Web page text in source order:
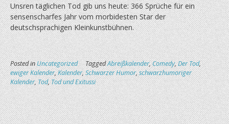
Unsren täglichen Tod gib uns heute: 366 Sprüche für ein
sensenscharfes Jahr vom morbidesten Star der
deutschsprachigen Kleinkunstbühnen.
Posted inUncategorized TaggedAbreißkalender,Comedy,Der Tod,
ewiger Kalender,Kalender,Schwarzer Humor,schwarzhumoriger
Kalender,Tod,Tod und Exitussi